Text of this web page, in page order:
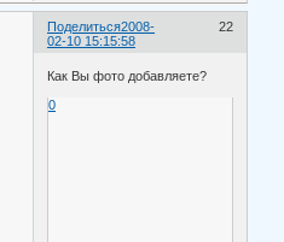
Поделиться 22
2008-
02-10 15:15:58
Как Вы фото добавляете?
0